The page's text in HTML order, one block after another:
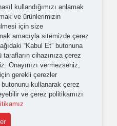
kullandığımızı anlamak
ve ürünlerimizin
için size
amacıyla sitemizde çerez
“Kabul Et” butonuna
cihazınıza çerez
Onayınızı vermezseniz,
gerekli çerezler
butonunu kullanarak çerez
ve çerez politikamızı